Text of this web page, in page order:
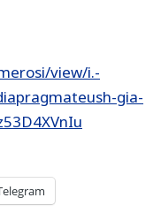
view/i.-
gia-